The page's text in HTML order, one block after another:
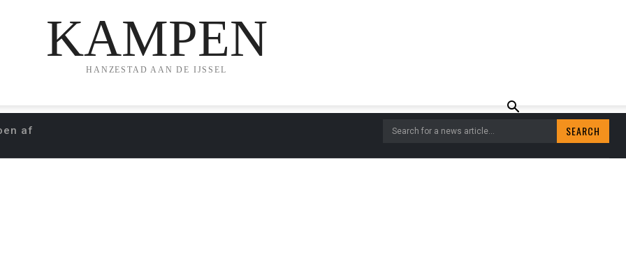
KAMPEN
HANZESTAD AAN DE IJSSEL
af Search for a news article... SEARCH